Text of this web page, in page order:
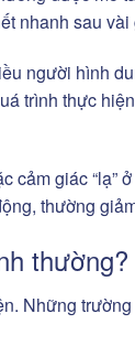
nhanh sau
người hình
trình thực
cảm giác “lạ”
thường
thường?
Những